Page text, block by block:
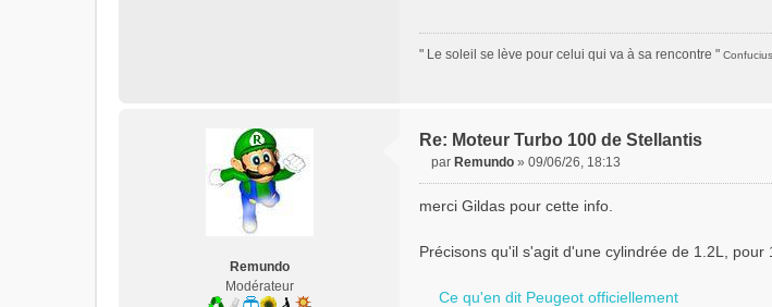
" Le soleil se lève pour celui qui va à sa rencontre " Confucius
Remundo
Modérateur
Re: Moteur Turbo 100 de Stellantis
s
a
par Remundo » 09/06/26, 18:13
merci Gildas pour cette info.
Précisons qu'il s'agit d'une cylindrée de 1.2L,
Ce qu'en dit Peugeot officiellement